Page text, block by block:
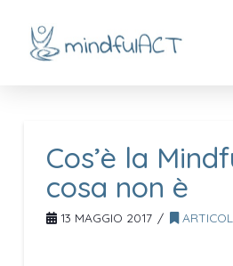
Cos’è la
cosa non è
13 MAGGIO 2017